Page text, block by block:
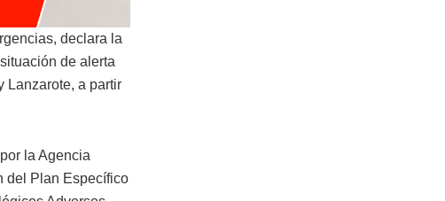
declara la
de alerta
Lanzarote, a partir
la Agencia
del Plan Específico